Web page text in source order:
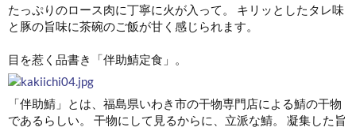
たっぷりのロース肉に丁寧に火が入って。 キリッとしたタレ味
と豚の旨味に茶碗のご飯が甘く感じられます。
目を惹く品書き「伴助鯖定食」。
「伴助鯖」とは、福島県いわき市の干物専門店による鯖の干物
であるらしい。 干物にして見るからに、立派な鯖。 凝集した旨